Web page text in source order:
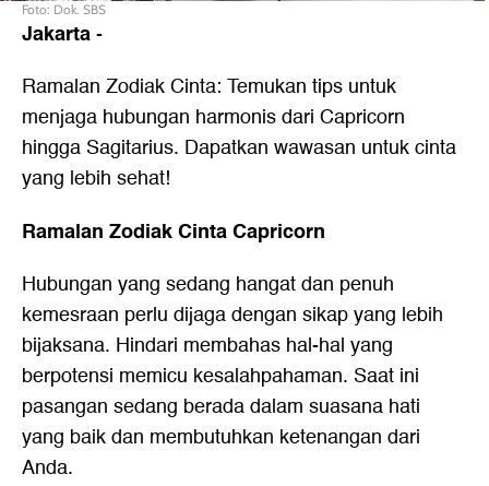
Foto: Dok. SBS
Jakarta-
Ramalan Zodiak Cinta: Temukan tips untuk
menjaga hubungan harmonis dari Capricorn
hingga Sagitarius. Dapatkan wawasan untuk cinta
yang lebih sehat!
Ramalan Zodiak Cinta Capricorn
Hubungan yang sedang hangat dan penuh
kemesraan perlu dijaga dengan sikap yang lebih
bijaksana. Hindari membahas hal-hal yang
berpotensi memicu kesalahpahaman. Saat ini
pasangan sedang berada dalam suasana hati
yang baik dan membutuhkan ketenangan dari
Anda.